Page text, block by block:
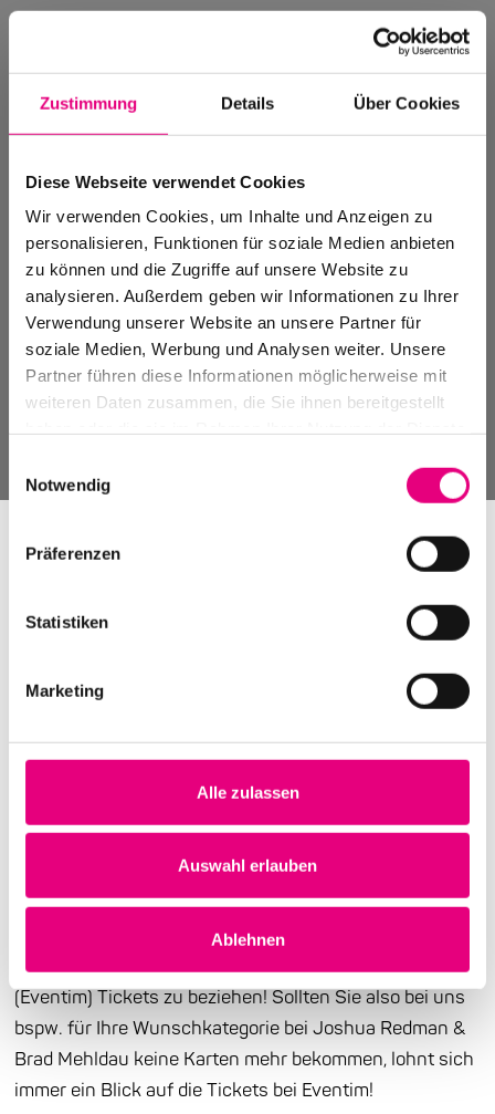
Zustimmung Details Über Cookies
Diese Webseite verwendet Cookies
Wir verwenden Cookies, um Inhalte und Anzeigen zu
personalisieren, Funktionen für soziale Medien anbieten
zu können und die Zugriffe auf unsere Website zu
analysieren. Außerdem geben wir Informationen zu Ihrer
Verwendung unserer Website an unsere Partner für
soziale Medien, Werbung und Analysen weiter. Unsere
Partner führen diese Informationen möglicherweise mit
weiteren Daten zusammen, die Sie ihnen bereitgestellt
Notwendig
Präferenzen
Statistiken
Marketing
Alle zulassen
Auswahl erlauben
Ablehnen
ausverkauft!
Auch die New Jazz Voices sind nun bereits
ausverkauft! Neben dem Shauli Einav & Christophe
Girard Duo, sowie dem Duo mit Michael Wollny &
Als Hinweis: Für die Konzerte in der BASF sind sowohl
über Enjoy Jazz (Reservix), als auch über die BASF
(Eventim) Tickets zu beziehen! Sollten Sie also bei uns
bspw. für Ihre Wunschkategorie bei Joshua Redman &
Brad Mehldau keine Karten mehr bekommen, lohnt sich
immer ein Blick auf die Tickets bei Eventim!